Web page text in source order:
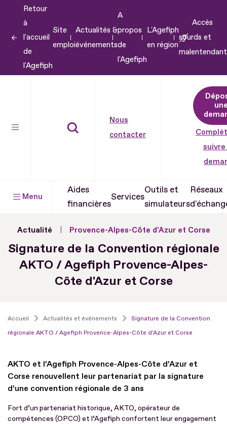
contenu
Retour
à
l'accueil
de
l'Agefiph
Site
emploi
Actualités &
événements
A
propos
de
l'Agefiph
L'Agefiph
en région
Accès
sourds et
Nous
contacter
suivre
Menu
Aides
financières
Services
Outils et
simulateurs
Réseaux
Actualité Provence-Alpes-Côte d'Azur et Corse
Signature de la Convention régionale
AKTO / Agefiph Provence-Alpes-
Côte d'Azur et Corse
Accueil Actualités et événements
Signature de la Convention
régionale AKTO / Agefiph Provence-Alpes-Côte d'Azur et Corse
AKTO et l’Agefiph Provence-Alpes-Côte d’Azur et
Corse renouvellent leur partenariat par la signature
d’une convention régionale de 3 ans
Fort d’un partenariat historique, AKTO, opérateur de
compétences (OPCO) et l’Agefiph confortent leur engagement